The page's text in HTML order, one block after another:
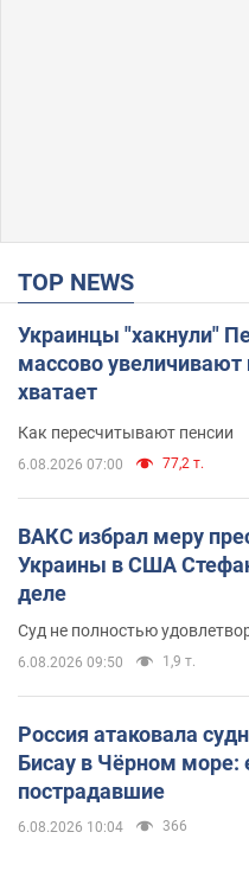
TOP NEWS
Украинцы "хакнули"
массово увеличивают
хватает
Как пересчитывают пенсии
6.08.2026 07:00 77,2 т.
ВАКС избрал меру
Украины в США
деле
Суд не полностью
6.08.2026 09:50 1,9 т.
Россия атаковала
Бисау в Чёрном море:
пострадавшие
6.08.2026 10:04 366